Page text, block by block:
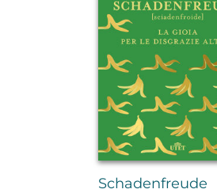
Schadenfreude